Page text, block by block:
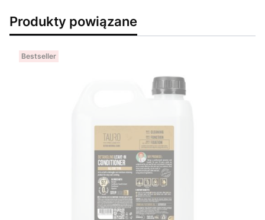
Produkty powiązane
Bestseller